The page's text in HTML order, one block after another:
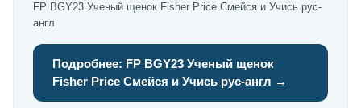
FP BGY23 Ученый щенок Fisher Price Смейся и Учись рус-
англ
Подробнее: FP BGY23 Ученый щенок
Fisher Price Смейся и Учись рус-англ →